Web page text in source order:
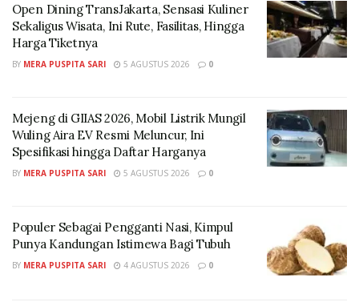
Melansir informasi dari Kompas yang memantau
langsung kondisi salah satu bioskop di Sanur, Bali
bernama The Icon XXI.
masih membawa tumbler ke bioskop.
Seorang narasumber Yven yang berprofesi sebagai
sekuriti di The Icon XXI mengungkapkan aturan baru
Setiap penonton yang masih membawa tumbler harus
menitipkan barang tersebut sebelum masuk bioskop.
Open Dining TransJakarta, Sensasi Kuliner
Sekaligus Wisata, Ini Rute, Fasilitas, Hingga
Harga Tiketnya
BY MERA PUSPITA SARI 5 AGUSTUS 2026 0
Mejeng di GIIAS 2026, Mobil Listrik Mungil
Wuling Aira EV Resmi Meluncur, Ini
Spesifikasi hingga Daftar Harganya
BY MERA PUSPITA SARI 5 AGUSTUS 2026 0
Populer Sebagai Pengganti Nasi, Kimpul
Punya Kandungan Istimewa Bagi Tubuh
BY MERA PUSPITA SARI 4 AGUSTUS 2026 0